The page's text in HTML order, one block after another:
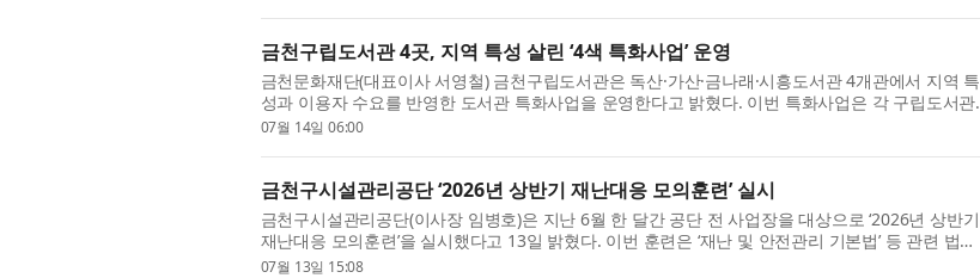
금천구립도서관 4곳, 지역 특성 살린 ‘4색 특화사업’ 운영
금천문화재단(대표이사 서영철) 금천구립도서관은 독산·가산·금나래·시흥도서관 4개관에서 지역 특
성과 이용자 수요를 반영한 도서관 특화사업을 운영한다고 밝혔다. 이번 특화사업은 각 구립도서관
의 정체성을 강화하고, 주민이 가까운 도서관에서 자신의 삶과 지역...
07월 14일 06:00
금천구시설관리공단 ‘2026년 상반기 재난대응 모의훈련’ 실시
금천구시설관리공단(이사장 임병호)은 지난 6월 한 달간 공단 전 사업장을 대상으로 ‘2026년 상반기
재난대응 모의훈련’을 실시했다고 13일 밝혔다. 이번 훈련은 ‘재난 및 안전관리 기본법’ 등 관련 법령
에 따라 진행됐으며, 공단 직원 82명과 이용고객·지역주민·유...
07월 13일 15:08